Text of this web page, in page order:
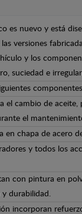
es nuevo y está
versiones
y los
suciedad e
el cambio de
el
en chapa de acero
y todos los
con pintura en
y durabilidad.
incorporan